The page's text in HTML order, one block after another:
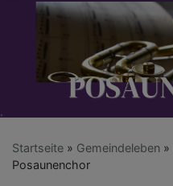
Startseite Gemeindeleben
Posaunenchor